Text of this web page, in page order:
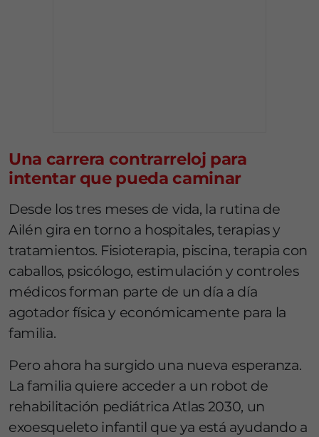
Una carrera contrarreloj para
intentar que pueda caminar
Desde los tres meses de vida, la rutina de
Ailén gira en torno a hospitales, terapias y
tratamientos. Fisioterapia, piscina, terapia con
caballos, psicólogo, estimulación y controles
médicos forman parte de un día a día
agotador física y económicamente para la
familia.
Pero ahora ha surgido una nueva esperanza.
La familia quiere acceder a un robot de
rehabilitación pediátrica Atlas 2030, un
exoesqueleto infantil que ya está ayudando a